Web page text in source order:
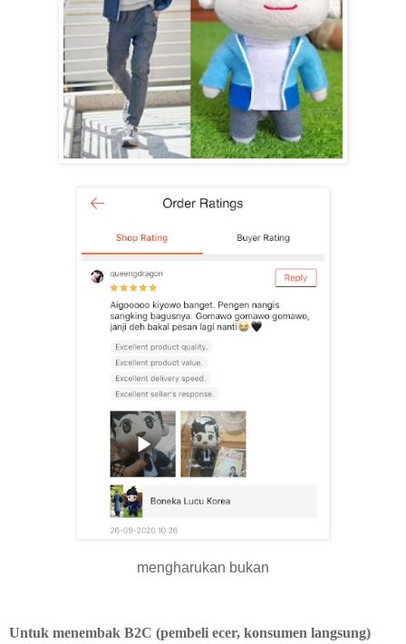
mengharukan bukan
Untuk menembak B2C (pembeli ecer, konsumen langsung)